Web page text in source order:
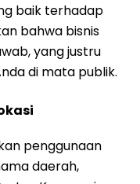
baik terhadap
bahwa bisnis
yang justru
di mata publik.
penggunaan
daerah,